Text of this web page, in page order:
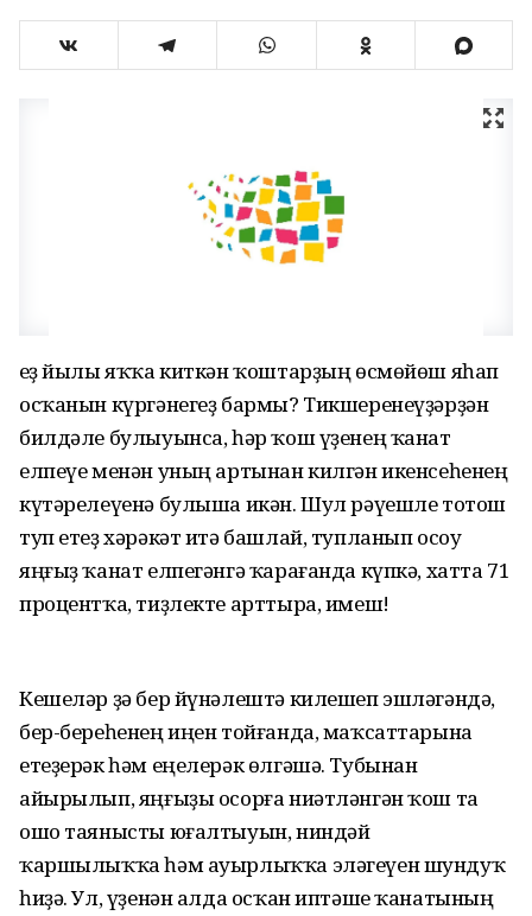
Һеҙ йылы яҡҡа киткән ҡоштарҙың өсмөйөш яһап
осҡанын күргәнегеҙ бармы? Тикшере­неүҙәрҙән
билдәле булыуынса, һәр ҡош үҙенең ҡанат
елпеүе менән уның артынан килгән икенсеһенең
күтәрелеүенә булыша икән. Шул рәүешле тотош
туп етеҙ хәрәкәт итә башлай, тупланып осоу
яңғыҙ ҡанат елпегәнгә ҡарағанда күпкә, хатта 71
процентҡа, тиҙлекте арттыра, имеш!
Кешеләр ҙә бер йүнәлештә килешеп эшләгәндә,
бер-береһенең иңен тойғанда, маҡсаттарына
етеҙерәк һәм еңелерәк өлгәшә. Тубынан
айырылып, яңғыҙы осорға ниәтләнгән ҡош та
ошо таянысты юғалтыуын, ниндәй
ҡаршылыҡҡа һәм ауырлыҡҡа эләгеүен шундуҡ
һиҙә. Ул, үҙенән алда осҡан иптәше ҡанатының